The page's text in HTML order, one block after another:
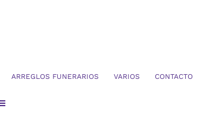
ARREGLOS FUNERARIOS VARIOS CONTACTO